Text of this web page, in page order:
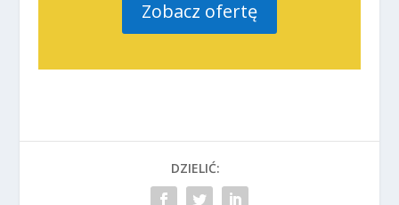
Zobacz ofertę
DZIELIĆ: